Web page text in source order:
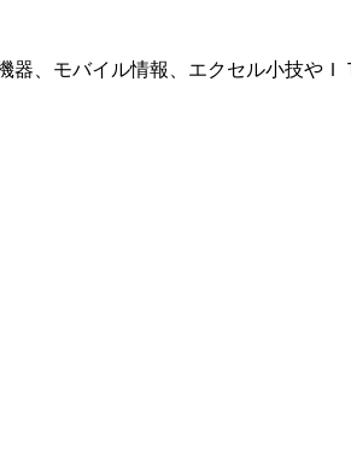
器、モバイル情報、エクセル小技やＩ